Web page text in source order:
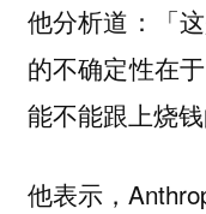
他分析道：「
的不确定性在
能不能跟上烧钱
他表示，